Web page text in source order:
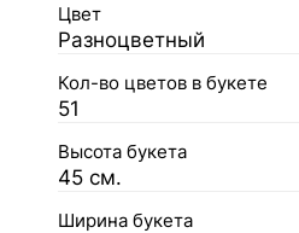
Цвет
Разноцветный
Кол-во цветов в букете
51
Высота букета
45 см.
Ширина букета